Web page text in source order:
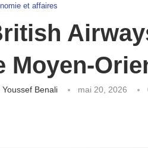
et affaires
Moyen-
Youssef Benali mai 20, 2026